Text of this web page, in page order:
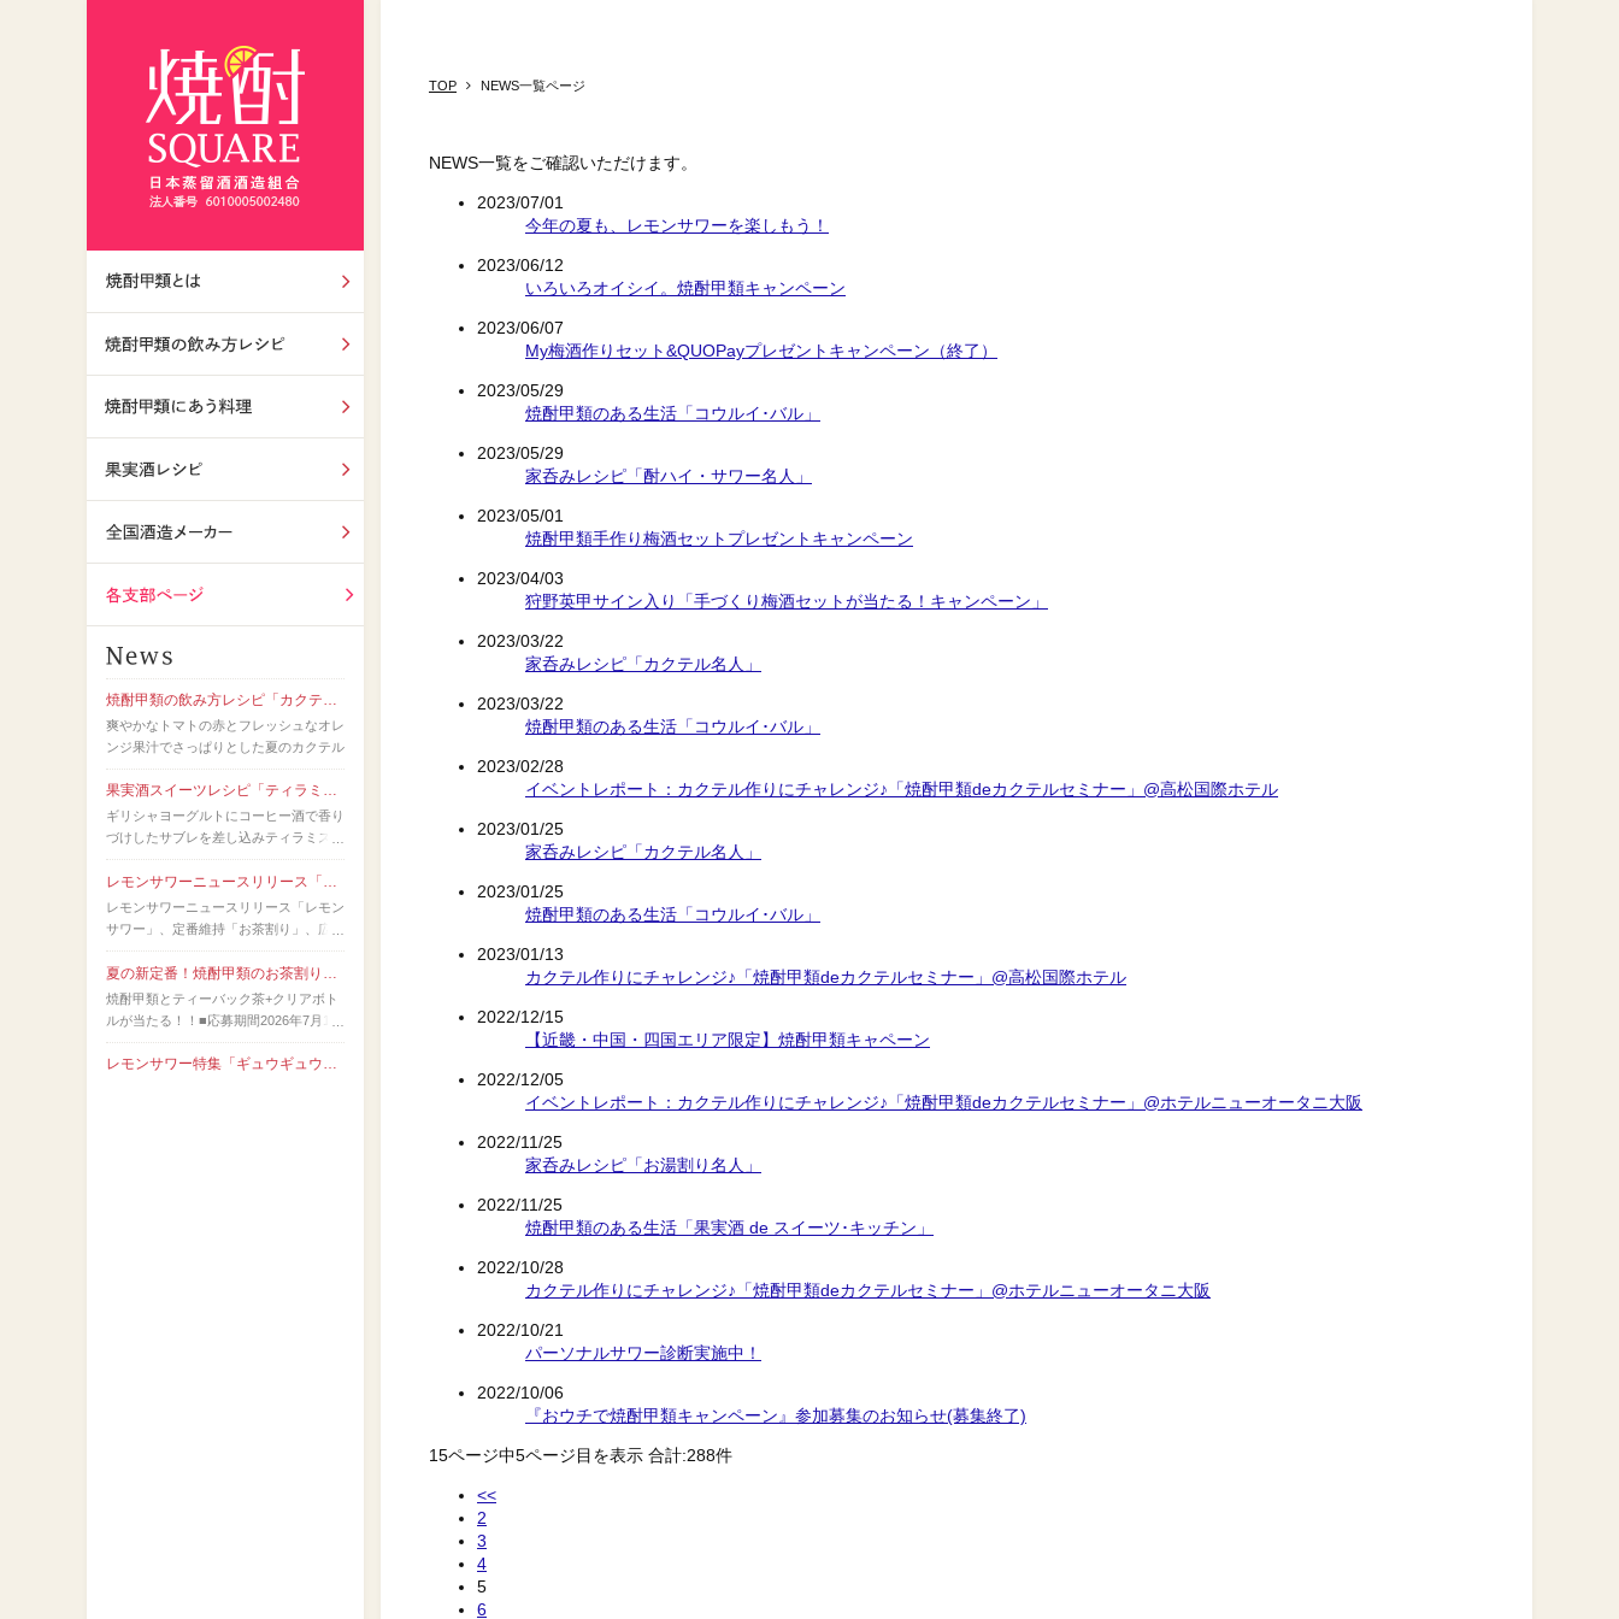
焼酎甲類の飲み方レシピ「カクテル名人」
爽やかなトマトの赤とフレッシュなオレ
ンジ果汁でさっぱりとした夏のカクテル
ギリシャヨーグルトにコーヒー酒で香り
づけしたサブレを差し込みティラミス風
に。
レモンサワーニュースリリース「レモン
サワー」、定番維持「お茶割り」、広が
りの兆し（令和8年7月）
焼酎甲類とティーバック茶+クリアボト
ルが当たる！！■応募期間2026年7月10
日(金)～2026年8月20日(木)■賞品・当選
者数焼酎甲類1本と水出しができるティレモンサワー特集「ギュウギュウレモンサワー」作り方動画を公開しました。
TOP NEWS一覧ページ
NEWS一覧をご確認いただけます。
2023/07/01
今年の夏も、レモンサワーを楽しもう！
2023/06/12
いろいろオイシイ。焼酎甲類キャンペーン
2023/06/07
My梅酒作りセット&QUOPayプレゼントキャンペーン（終了）
2023/05/29
焼酎甲類のある生活「コウルイ･バル」
2023/05/29
家呑みレシピ「酎ハイ・サワー名人」
2023/05/01
焼酎甲類手作り梅酒セットプレゼントキャンペーン
2023/04/03
狩野英甲サイン入り「手づくり梅酒セットが当たる！キャンペーン」
2023/03/22
家呑みレシピ「カクテル名人」
2023/03/22
焼酎甲類のある生活「コウルイ･バル」
2023/02/28
イベントレポート：カクテル作りにチャレンジ♪「焼酎甲類deカクテルセミナー」@高松国際ホテル
2023/01/25
家呑みレシピ「カクテル名人」
2023/01/25
焼酎甲類のある生活「コウルイ･バル」
2023/01/13
カクテル作りにチャレンジ♪「焼酎甲類deカクテルセミナー」@高松国際ホテル
2022/12/15
【近畿・中国・四国エリア限定】焼酎甲類キャペーン
2022/12/05
イベントレポート：カクテル作りにチャレンジ♪「焼酎甲類deカクテルセミナー」@ホテルニューオータニ大阪
2022/11/25
家呑みレシピ「お湯割り名人」
2022/11/25
焼酎甲類のある生活「果実酒 de スイーツ･キッチン」
2022/10/28
カクテル作りにチャレンジ♪「焼酎甲類deカクテルセミナー」@ホテルニューオータニ大阪
2022/10/21
パーソナルサワー診断実施中！
2022/10/06
『おウチで焼酎甲類キャンペーン』参加募集のお知らせ(募集終了)
15ページ中5ページ目を表示 合計:288件
<<
2
3
4
5
6